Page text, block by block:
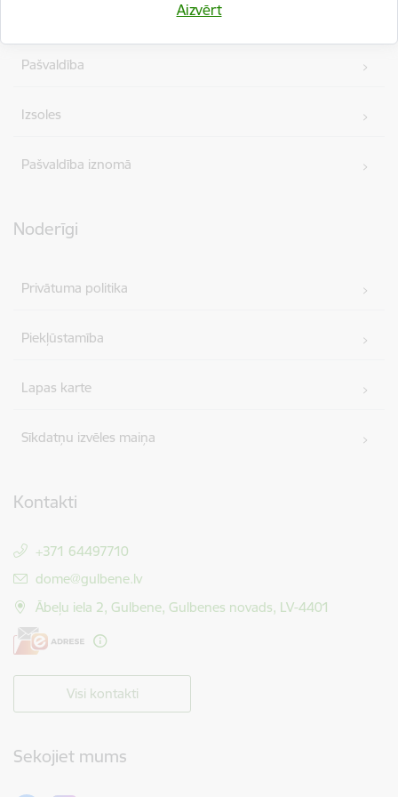
Aizvērt
Pašvaldība
Izsoles
Pašvaldība iznomā
Noderīgi
Privātuma politika
Piekļūstamība
Lapas karte
Sīkdatņu izvēles maiņa
Kontakti
+371 64497710
E-pasts:
dome@gulbene.lv
Ābeļu iela 2, Gulbene, Gulbenes novads, LV-4401
Visi kontakti
Sekojiet mums